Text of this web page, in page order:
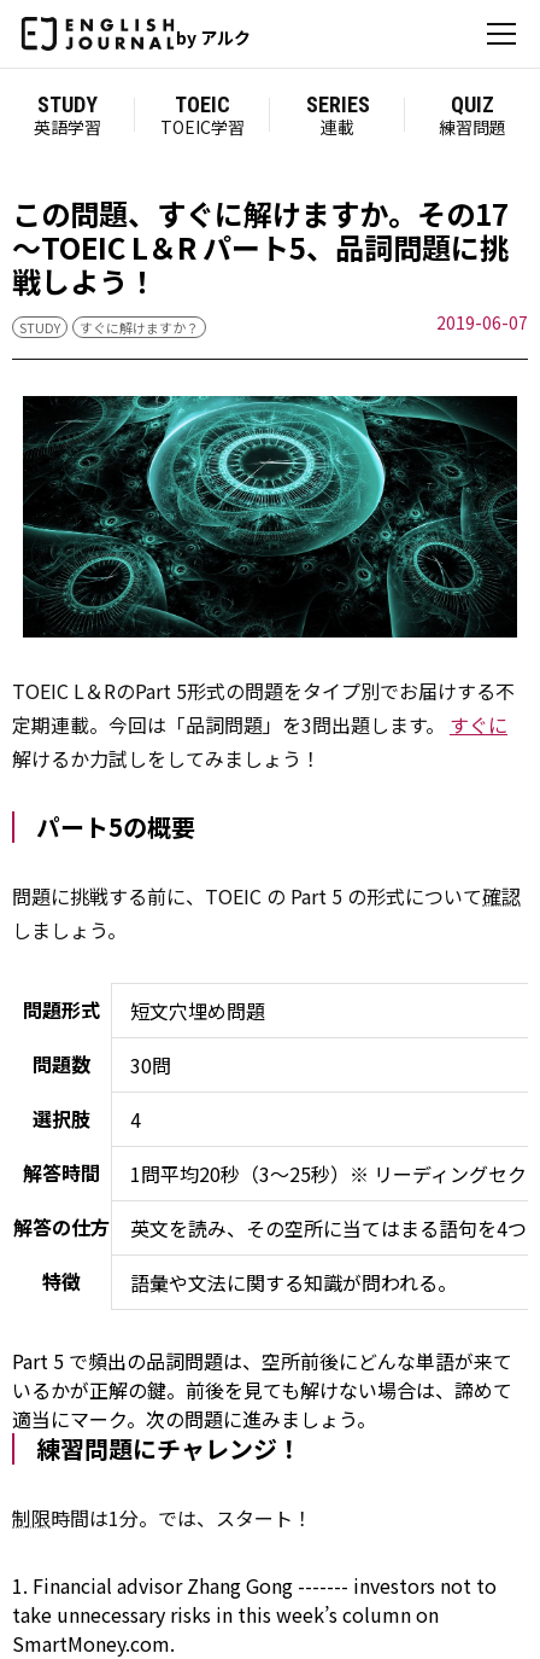
by アルク
STUDY
英語学習
TOEIC
TOEIC学習
SERIES
連載
QUIZ
練習問題
この問題、すぐに解けますか。その17
～TOEIC L＆R パート5、品詞問題に挑
戦しよう！
STUDY すぐに解けますか？ 2019-06-07
TOEIC L＆RのPart 5形式の問題をタイプ別でお届けする不
定期連載。今回は「品詞問題」を3問出題します。 すぐに
解けるか力試しをしてみましょう！
パート5の概要
問題に挑戦する前に、TOEIC の Part 5 の形式について確認
しましょう。
問題形式
短文穴埋め問題
問題数
30問
選択肢
4
解答時間
1問平均20秒（3～25秒）※ リーディングセク
解答の仕方
英文を読み、その空所に当てはまる語句を4つ
特徴
語彙や文法に関する知識が問われる。
Part 5 で頻出の品詞問題は、空所前後にどんな単語が来て
いるかが正解の鍵。前後を見ても解けない場合は、諦めて
適当にマーク。次の問題に進みましょう。
練習問題にチャレンジ！
制限時間は1分。では、スタート！
1. Financial advisor Zhang Gong ------- investors not to
take unnecessary risks in this week’scolumnon
SmartMoney.com.